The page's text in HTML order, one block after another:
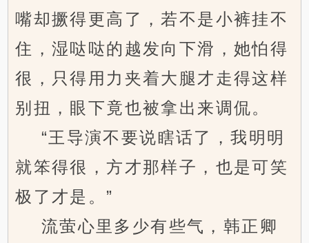
嘴却撅得更高了，若不是小裤挂不
住，湿哒哒的越发向下滑，她怕得
很，只得用力夹着大腿才走得这样
别扭，眼下竟也被拿出来调侃。
“王导演不要说瞎话了，我明明
就笨得很，方才那样子，也是可笑
极了才是。”
流萤心里多少有些气，韩正卿